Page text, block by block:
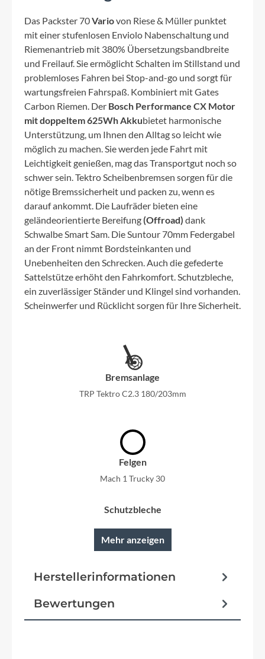
Das Packster 70Variovon Riese & Müller punktet
mit einer stufenlosen Enviolo Nabenschaltung und
Riemenantrieb mit 380% Übersetzungsbandbreite
und Freilauf. Sie ermöglicht Schalten im Stillstand und
problemloses Fahren bei Stop-and-go und sorgt für
wartungsfreien Fahrspaß. Kombiniert mit Gates
Carbon Riemen. Der Bosch Performance CX Motor
mit doppeltem 625Wh Akkubietet harmonische
Unterstützung, um Ihnen den Alltag so leicht wie
möglich zu machen. Sie werden jede Fahrt mit
Leichtigkeit genießen, mag das Transportgut noch so
schwer sein. Tektro Scheibenbremsen sorgen für die
nötige Bremssicherheit und packen zu, wenn es
darauf ankommt. Die Laufräder bieten eine
geländeorientierte Bereifung(Offroad) dank
Schwalbe Smart Sam. Die Suntour 70mm Federgabel
an der Front nimmt Bordsteinkanten und
Unebenheiten den Schrecken. Auch die gefederte
Sattelstütze erhöht den Fahrkomfort. Schutzbleche,
ein zuverlässiger Ständer und Klingel sind vorhanden.
Scheinwerfer und Rücklicht sorgen für Ihre Sicherheit.
Bremsanlage
TRP Tektro C2.3 180/203mm
Felgen
Mach 1 Trucky 30
Schutzbleche
Mehr anzeigen
Herstellerinformationen
Bewertungen